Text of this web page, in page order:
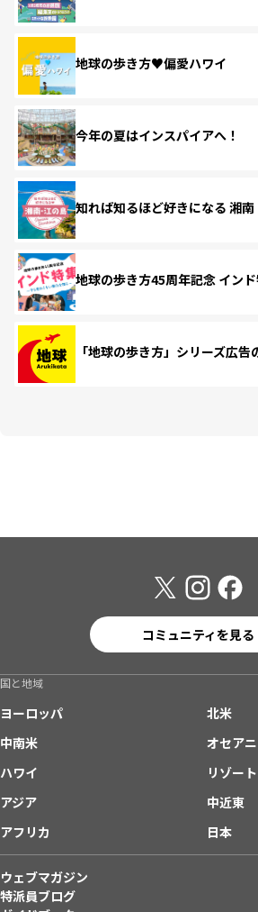
地球の歩き方♥偏愛ハワイ
今年の夏はインスパイアへ！
知れば知るほど好きになる 湘
地球の歩き方45周年記念 イン
「地球の歩き方」シリーズ広告
コミュニティを見る
国と地域
ヨーロッパ
北米
中南米
オセア
ハワイ
リゾート
アジア
中近東
アフリカ
日本
ウェブマガジン
特派員ブログ